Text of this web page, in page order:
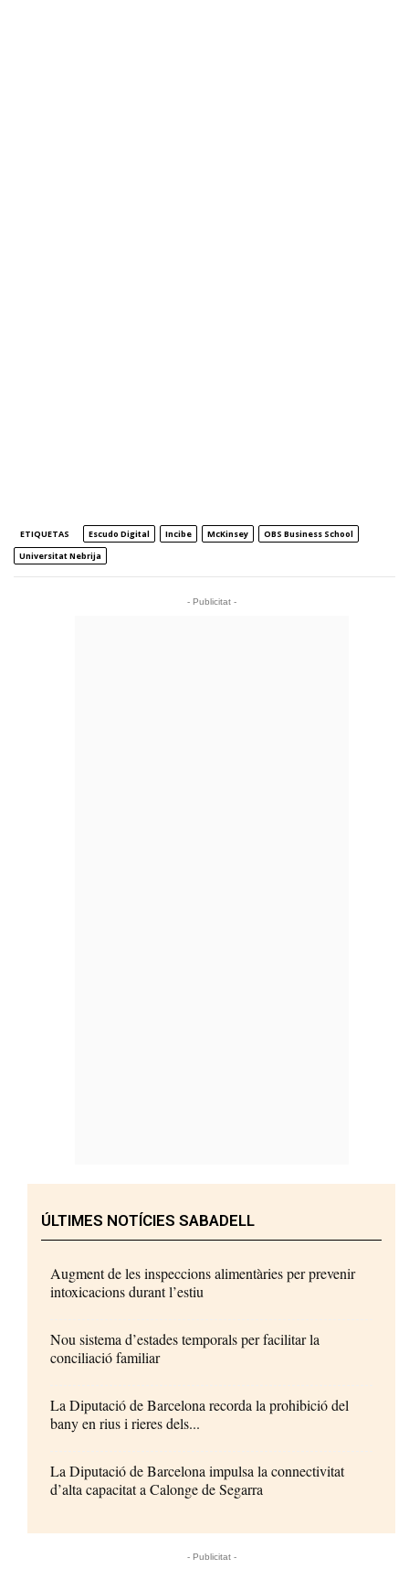
ETIQUETAS Escudo Digital Incibe McKinsey
OBS Business School
Universitat Nebrija
- Publicitat -
ÚLTIMES NOTÍCIES SABADELL
Augment de les inspeccions alimentàries per prevenir
intoxicacions durant l’estiu
Nou sistema d’estades temporals per facilitar la
conciliació familiar
La Diputació de Barcelona recorda la prohibició del
bany en rius i rieres dels...
La Diputació de Barcelona impulsa la connectivitat
d’alta capacitat a Calonge de Segarra
- Publicitat -